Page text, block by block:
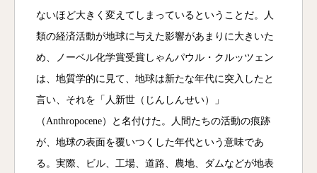
ないほど大きく変えてしまっているということだ。人
類の経済活動が地球に与えた影響があまりに大きいた
め、ノーベル化学賞受賞しゃんパウル・クルッツェン
は、地質学的に見て、地球は新たな年代に突入したと
言い、それを「人新世（じんしんせい）」
（Anthropocene）と名付けた。人間たちの活動の痕跡
が、地球の表面を覆いつくした年代という意味であ
る。実際、ビル、工場、道路、農地、ダムなどが地表